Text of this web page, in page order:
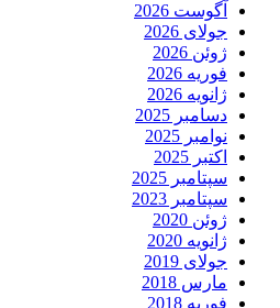
آگوست 2026
جولای 2026
ژوئن 2026
فوریه 2026
ژانویه 2026
دسامبر 2025
نوامبر 2025
اکتبر 2025
سپتامبر 2025
سپتامبر 2023
ژوئن 2020
ژانویه 2020
جولای 2019
مارس 2018
فوریه 2018